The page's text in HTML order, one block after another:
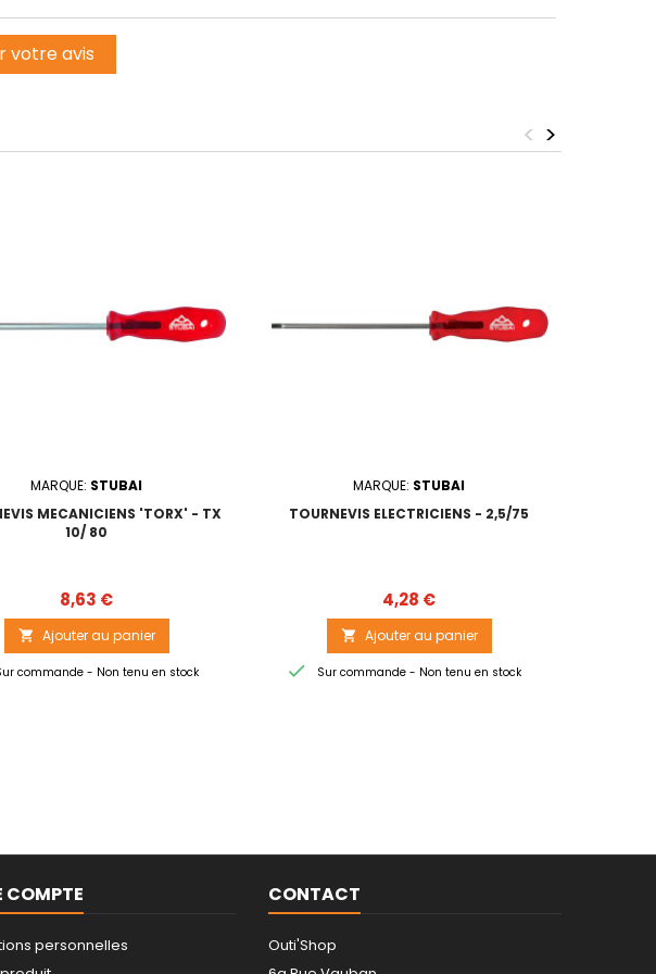
votre avis
>
<
MARQUE: STUBAI
MECANICIENS 'TORX' - TX
10/ 80
Prix
8,63 €
 Ajouter au panier
commande - Non tenu en stock
MARQUE: STUBAI
TOURNEVIS ELECTRICIENS - 2,5/75
Prix
4,28 €
 Ajouter au panier
 Sur commande - Non tenu en stock
COMPTE
personnelles
CONTACT
Outi'Shop